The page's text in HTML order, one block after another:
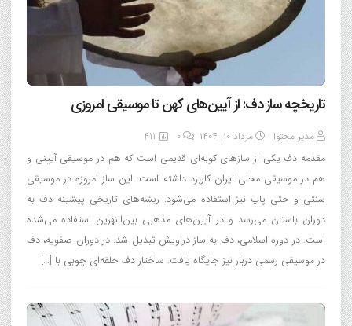
تاریخچه ساز دف: از آیین‌های کهن تا موسیقی امروزی
مدیر محتوا مرداد ۱۰, ۱۴۰۴ 0
411
مقدمه دف یکی از سازهای کوبه‌ای قدیمی است که هم در موسیقی آیینی و
هم در موسیقی محلی ایران کاربرد داشته است. این ساز امروزه در موسیقی
سنتی و حتی پاپ نیز استفاده می‌شود. ریشه‌های تاریخی پیشینه دف به
دوران باستان می‌رسد و در آیین‌های مذهبی بین‌النهرین استفاده می‌شده
است. در دوره اسلامی، دف به ساز دراویش تبدیل شد. در دوران صفویه، دف
در موسیقی رسمی دربار نیز جایگاه یافت. ساختار دف حلقه‌ای چوبی با […]